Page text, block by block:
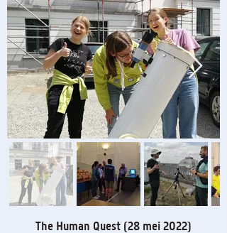
The Human Quest (28 mei 2022)